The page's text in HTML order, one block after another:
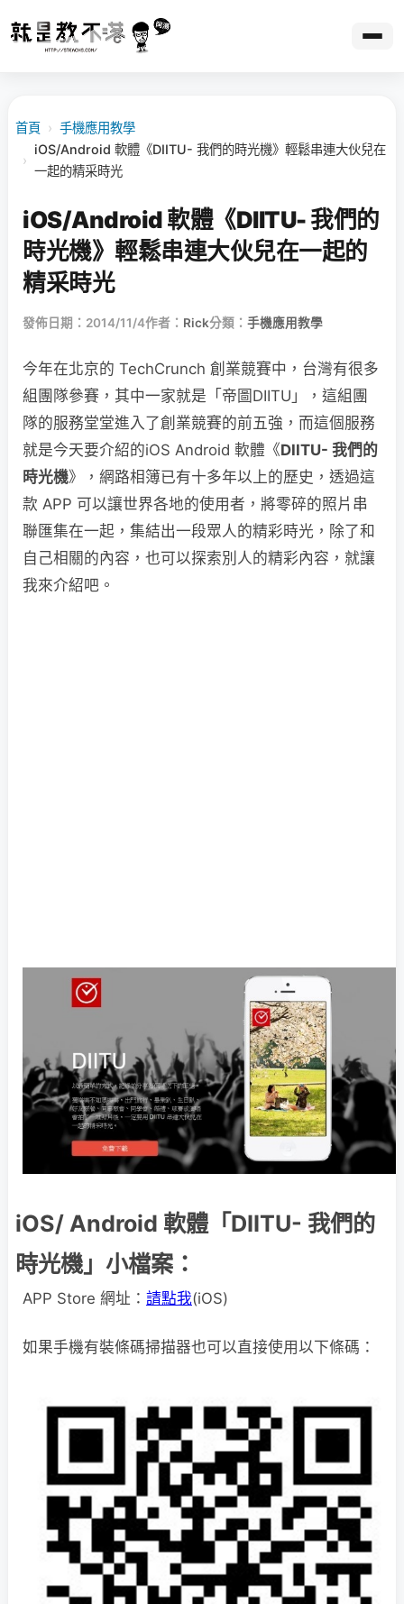
首頁 › 手機應用教學
›
iOS/Android 軟體《DIITU- 我們的時光機》輕鬆串連大伙兒在
一起的精采時光
iOS/Android 軟體《DIITU- 我們的
時光機》輕鬆串連大伙兒在一起的
精采時光
發佈日期：2014/11/4作者： Rick分類： 手機應用教學
今年在北京的 TechCrunch 創業競賽中，台灣有很多
組團隊參賽，其中一家就是「帝圖DIITU」，這組團
隊的服務堂堂進入了創業競賽的前五強，而這個服務
就是今天要介紹的iOS Android 軟體《DIITU- 我們的
時光機》，網路相簿已有十多年以上的歷史，透過這
款 APP 可以讓世界各地的使用者，將零碎的照片串
聯匯集在一起，集結出一段眾人的精彩時光，除了和
自己相關的內容，也可以探索別人的精彩內容，就讓
我來介紹吧。
iOS/ Android 軟體「DIITU- 我們的
時光機」小檔案：
APP Store 網址： 請點我(iOS)
如果手機有裝條碼掃描器也可以直接使用以下條碼：